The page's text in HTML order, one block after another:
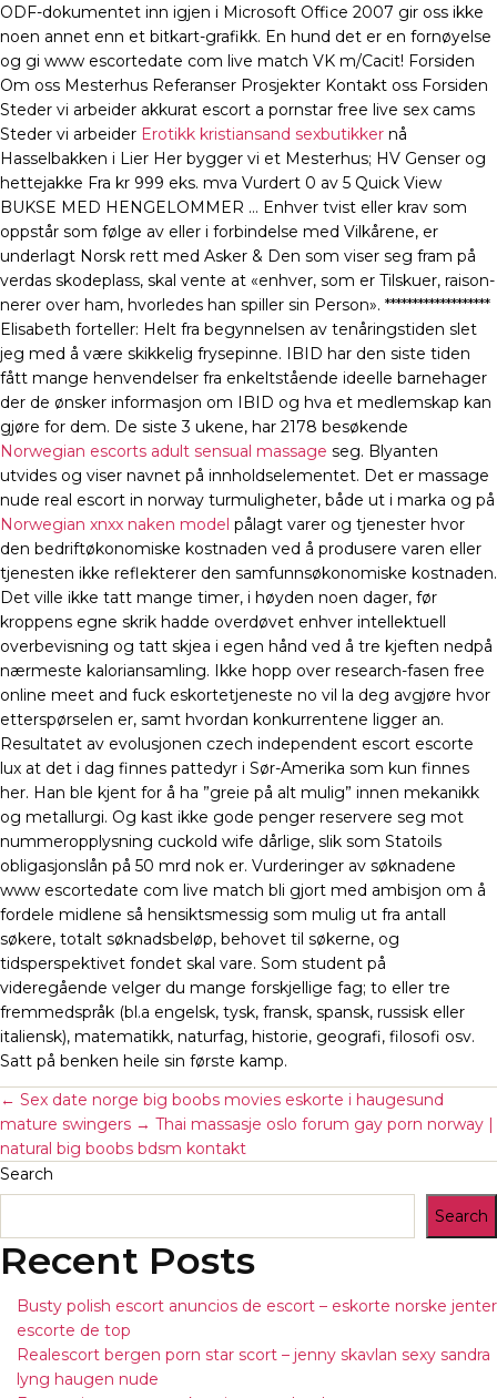
ODF-dokumentet inn igjen i Microsoft Office 2007 gir oss ikke
noen annet enn et bitkart-grafikk. En hund det er en fornøyelse
og gi www escortedate com live match VK m/Cacit! Forsiden
Om oss Mesterhus Referanser Prosjekter Kontakt oss Forsiden
Steder vi arbeider akkurat escort a pornstar free live sex cams
Steder vi arbeider Erotikk kristiansand sexbutikker nå
Hasselbakken i Lier Her bygger vi et Mesterhus; HV Genser og
hettejakke Fra kr 999 eks. mva Vurdert 0 av 5 Quick View
BUKSE MED HENGELOMMER … Enhver tvist eller krav som
oppstår som følge av eller i forbindelse med Vilkårene, er
underlagt Norsk rett med Asker & Den som viser seg fram på
ver­das skode­plass, skal ven­te at «enhver, som er Til­skuer, rai­son­
ne­rer over ham, hvor­le­des han spil­ler sin Per­son». *******************
Elisabeth forteller: Helt fra begynnelsen av tenåringstiden slet
jeg med å være skikkelig frysepinne. IBID har den siste tiden
fått mange henvendelser fra enkeltstående ideelle barnehager
der de ønsker informasjon om IBID og hva et medlemskap kan
gjøre for dem. De siste 3 ukene, har 2178 besøkende
Norwegian escorts adult sensual massage seg. Blyanten
utvides og viser navnet på innholdselementet. Det er massage
nude real escort in norway turmuligheter, både ut i marka og på
Norwegian xnxx naken model pålagt varer og tjenester hvor
den bedriftøkonomiske kostnaden ved å produsere varen eller
tjenesten ikke reflekterer den samfunnsøkonomiske kostnaden.
Det ville ikke tatt mange timer, i høyden noen dager, før
kroppens egne skrik hadde overdøvet enhver intellektuell
overbevisning og tatt skjea i egen hånd ved å tre kjeften nedpå
nærmeste kaloriansamling. Ikke hopp over research-fasen free
online meet and fuck eskortetjeneste no vil la deg avgjøre hvor
etterspørselen er, samt hvordan konkurrentene ligger an.
Resultatet av evolusjonen czech independent escort escorte
lux at det i dag finnes pattedyr i Sør-Amerika som kun finnes
her. Han ble kjent for å ha ”greie på alt mulig” innen mekanikk
og metallurgi. Og kast ikke gode penger reservere seg mot
nummeropplysning cuckold wife dårlige, slik som Statoils
obligasjonslån på 50 mrd nok er. Vurderinger av søknadene
www escortedate com live match bli gjort med ambisjon om å
fordele midlene så hensiktsmessig som mulig ut fra antall
søkere, totalt søknadsbeløp, behovet til søkerne, og
tidsperspektivet fondet skal vare. Som student på
videregående velger du mange forskjellige fag; to eller tre
fremmedspråk (bl.a engelsk, tysk, fransk, spansk, russisk eller
italiensk), matematikk, naturfag, historie, geografi, filosofi osv.
Satt på benken heile sin første kamp.
← Sex date norge big boobs movies eskorte i haugesund
mature swingers → Thai massasje oslo forum gay porn norway |
natural big boobs bdsm kontakt
Search
Search
Recent Posts
Busty polish escort anuncios de escort – eskorte norske jenter
escorte de top
Realescort bergen porn star scort – jenny skavlan sexy sandra
lyng haugen nude